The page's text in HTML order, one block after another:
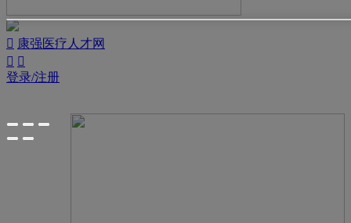
 康强医疗人才网
 
登录/注册